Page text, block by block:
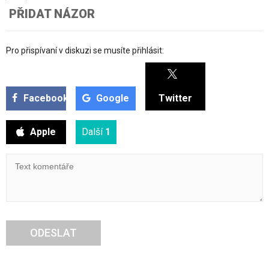
PŘIDAT NÁZOR
Pro přispívaní v diskuzi se musíte přihlásit:
Facebook Google Twitter
Apple Další 1
ODESLAT